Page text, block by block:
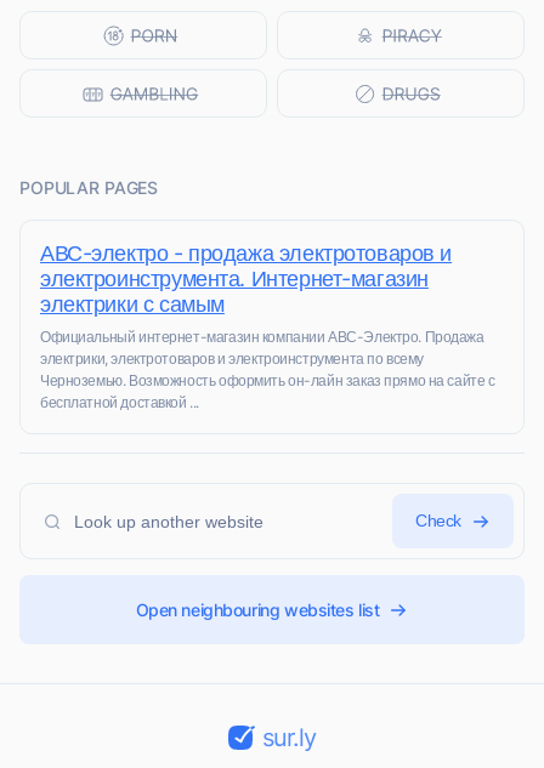
POPULAR PAGES
АВС-электро - продажа электротоваров и
электроинструмента. Интернет-магазин
электрики с самым
Официальный интернет-магазин компании АВС-Электро. Продажа
электрики, электротоваров и электроинструмента по всему
Черноземью. Возможность оформить он-лайн заказ прямо на сайте с
бесплатной доставкой ...
Check
Open neighbouring websites list
sur.ly